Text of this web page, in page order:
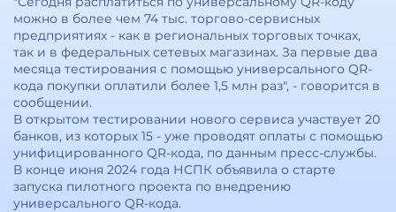
можно в более чем 74 тыс. торгово-сервисных
предприятиях - как в региональных торговых точках,
так и в федеральных сетевых магазинах. За первые два
месяца тестирования с помощью универсального QR-
кода покупки оплатили более 1,5 млн раз", - говорится в
сообщении.
В открытом тестировании нового сервиса участвует 20
банков, из которых 15 - уже проводят оплаты с помощью
унифицированного QR-кода, по данным пресс-службы.
В конце июня 2024 года НСПК объявила о старте
запуска пилотного проекта по внедрению
универсального QR-кода.